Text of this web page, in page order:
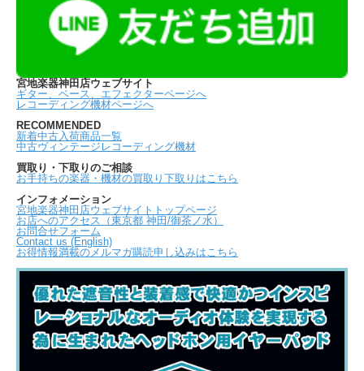
宮地楽器神田店ウェブサイト
ギター、ベース、エフェクターページへ
レコーディング機材ページへ
RECOMMENDED
新着中古入荷商品一覧
中古ヴィンテージレコーディング機材
買取り・下取りのご相談
お手持ちの楽器・機材の買取り下取りはこちら
インフォメーション
宮地楽器神田店ウェブサイトトップページ
お店へのアクセス（東京都 神田/御茶ノ水）
お問合せフォーム
Contact us (English)
お得情報満載のメルマガ購読申し込みはこちら